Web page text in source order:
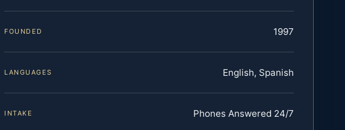
FOUNDED 1997
LANGUAGES English, Spanish
INTAKE Phones Answered 24/7